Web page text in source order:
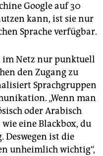
Google auf 30
kann, ist sie nur
Sprache verfügbar.
im Netz nur punktuell
den Zugang zu
Sprachgruppen
„Wenn man
oder Arabisch
eine Blackbox, du
Deswegen ist die
unheimlich wichtig“,